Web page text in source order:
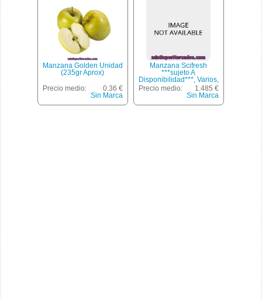
Manzana Golden Unidad
(235gr Aprox)
Precio medio:
0.36 €
Sin Marca
Manzana Scifresh
***sujeto A
Disponibilidad***, Varios,
Paquete 1500 G
Aprox(peso Aproximado
Precio medio:
1.485 €
Sin Marca